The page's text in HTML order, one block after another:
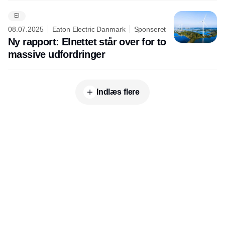
El
08.07.2025 Eaton Electric Danmark Sponseret
Ny rapport: Elnettet står over for to
massive udfordringer
Indlæs flere